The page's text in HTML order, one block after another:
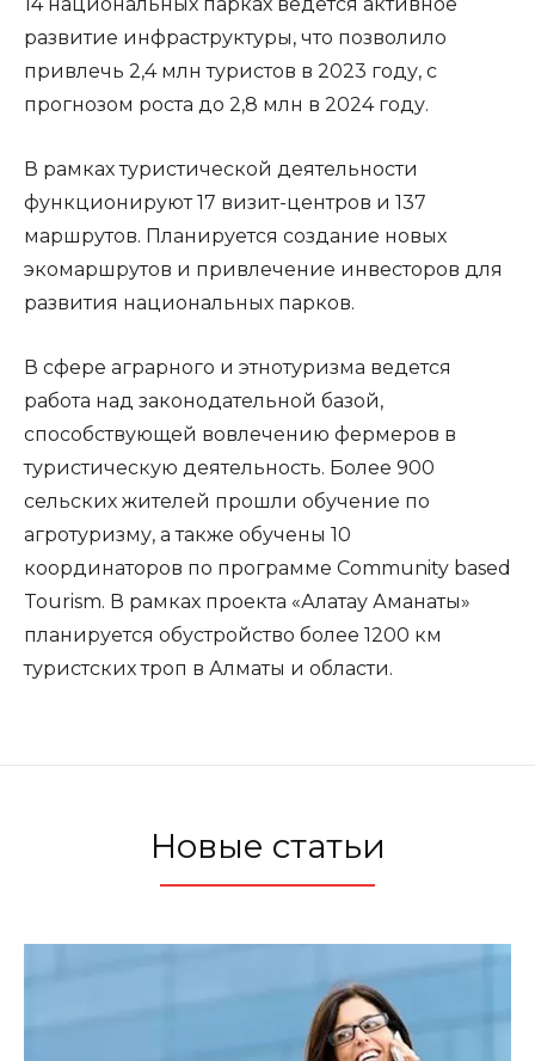
развитие инфраструктуры, что позволило
привлечь 2,4 млн туристов в 2023 году, с
прогнозом роста до 2,8 млн в 2024 году.
В рамках туристической деятельности
функционируют 17 визит-центров и 137
маршрутов. Планируется создание новых
экомаршрутов и привлечение инвесторов для
развития национальных парков.
В сфере аграрного и этнотуризма ведется
работа над законодательной базой,
способствующей вовлечению фермеров в
туристическую деятельность. Более 900
сельских жителей прошли обучение по
агротуризму, а также обучены 10
координаторов по программе Community based
Tourism. В рамках проекта «Алатау Аманаты»
планируется обустройство более 1200 км
туристских троп в Алматы и области.
Новые статьи